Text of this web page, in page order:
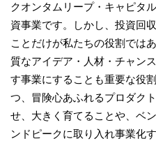
クオンタムリープ・キャピタ
資事業です。しかし、投資回
ことだけが私たちの役割では
質なアイデア・人材・チャン
す事業にすることも重要な役
つ、冒険心あふれるプロダク
せ、大きく育てることや、ベ
ンドピークに取り入れ事業化